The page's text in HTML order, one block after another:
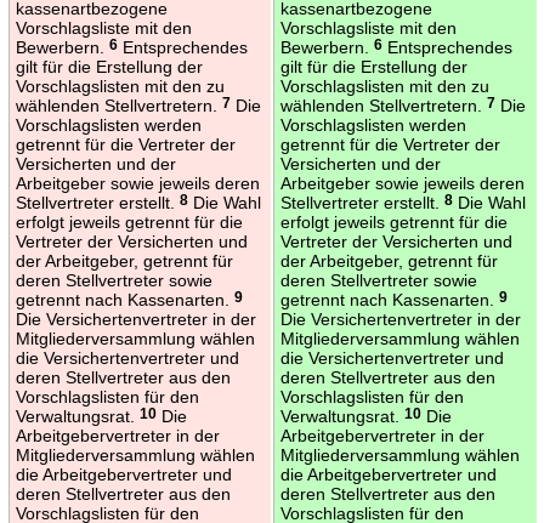
kassenartbezogene
Vorschlagsliste mit den
Bewerbern.
6Entsprechendes
gilt für die Erstellung der
Vorschlagslisten mit den zu
wählenden Stellvertretern.
7Die
Vorschlagslisten werden
getrennt für die Vertreter der
Versicherten und der
Arbeitgeber sowie jeweils deren
Stellvertreter erstellt.
8Die Wahl
erfolgt jeweils getrennt für die
Vertreter der Versicherten und
der Arbeitgeber, getrennt für
deren Stellvertreter sowie
getrennt nach Kassenarten.
9
Die Versichertenvertreter in der
Mitgliederversammlung wählen
die Versichertenvertreter und
deren Stellvertreter aus den
Vorschlagslisten für den
Verwaltungsrat.
10Die
Arbeitgebervertreter in der
Mitgliederversammlung wählen
die Arbeitgebervertreter und
deren Stellvertreter aus den
Vorschlagslisten für den
kassenartbezogene
Vorschlagsliste mit den
Bewerbern.
6Entsprechendes
gilt für die Erstellung der
Vorschlagslisten mit den zu
wählenden Stellvertretern.
7Die
Vorschlagslisten werden
getrennt für die Vertreter der
Versicherten und der
Arbeitgeber sowie jeweils deren
Stellvertreter erstellt.
8Die Wahl
erfolgt jeweils getrennt für die
Vertreter der Versicherten und
der Arbeitgeber, getrennt für
deren Stellvertreter sowie
getrennt nach Kassenarten.
9
Die Versichertenvertreter in der
Mitgliederversammlung wählen
die Versichertenvertreter und
deren Stellvertreter aus den
Vorschlagslisten für den
Verwaltungsrat.
10Die
Arbeitgebervertreter in der
Mitgliederversammlung wählen
die Arbeitgebervertreter und
deren Stellvertreter aus den
Vorschlagslisten für den